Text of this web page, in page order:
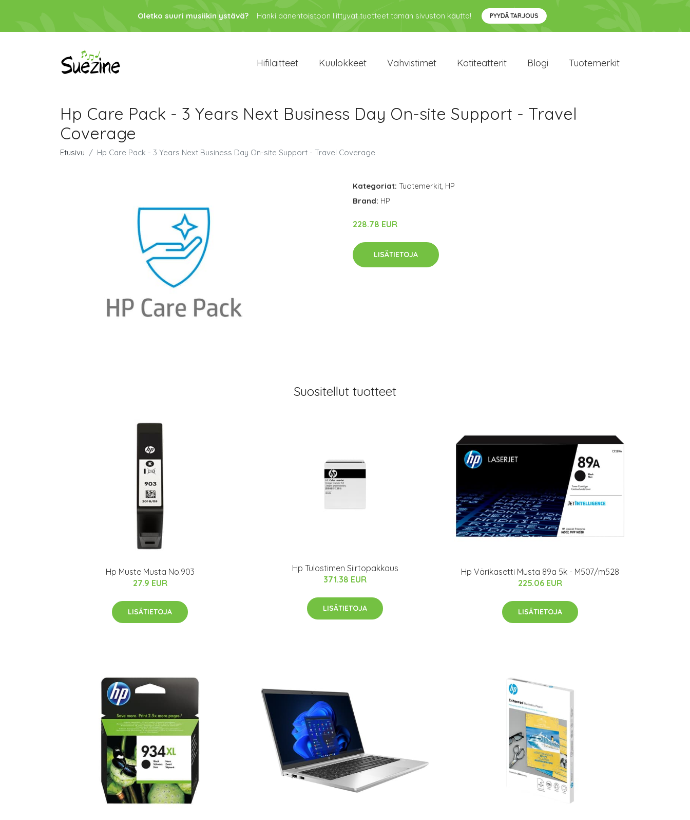
Oletko suuri musiikin ystävä? Hanki äänentoistoon liittyvät tuotteet tämän sivuston kautta! PYYDÄ TARJOUS
Hifilaitteet Kuulokkeet Vahvistimet Kotiteatterit Blogi Tuotemerkit
Hp Care Pack - 3 Years Next Business Day On-site Support - Travel
Coverage
Etusivu Hp Care Pack - 3 Years Next Business Day On-site Support - Travel Coverage
Kategoriat: Tuotemerkit, HP
Brand: HP
228.78 EUR
LISÄTIETOJA
Suositellut tuotteet
Hp Muste Musta No.903
27.9 EUR
LISÄTIETOJA
Hp Tulostimen Siirtopakkaus
371.38 EUR
LISÄTIETOJA
Hp Värikasetti Musta 89a 5k - M507/m528
225.06 EUR
LISÄTIETOJA